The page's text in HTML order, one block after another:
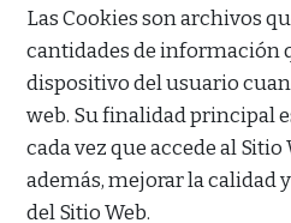
Las Cookies son archivos
cantidades de información
dispositivo del usuario
web. Su finalidad principal
cada vez que accede al
además, mejorar la calidad
del Sitio Web.